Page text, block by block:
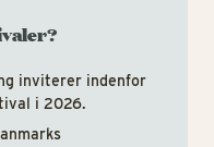
inviterer indenfor
i 2026.